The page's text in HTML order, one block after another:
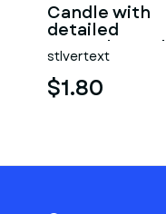
Candle with
detailed
muscular male
torso
stlvertext
$1.80